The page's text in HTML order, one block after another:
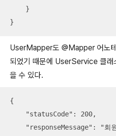
    }
}
UserMapper도 @Mapper 어노
되었기 때문에 UserService 클래
을 수 있다.
{
    "statusCode": 200,
"responseMessage": "회